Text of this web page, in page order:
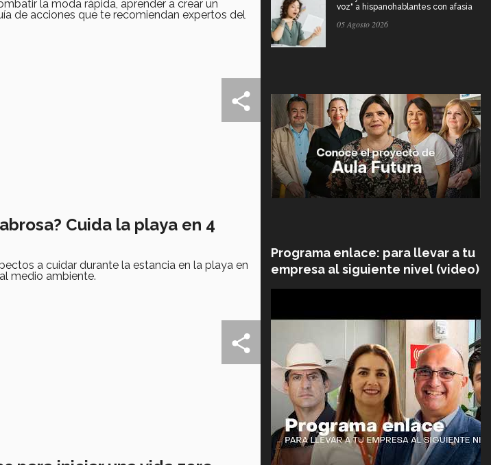
la moda rápida, aprender a crear un
de acciones que te recomiendan expertos del
Cuida la playa en 4
a cuidar durante la estancia en la playa en
medio ambiente.
voz" a hispanohablantes con afasia
05 Agosto 2026
Programa enlace: para llevar a tu
empresa al siguiente nivel (video)